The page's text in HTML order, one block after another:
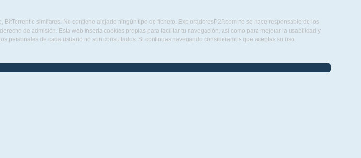
BitTorrent o similares. No contiene alojado ningún tipo de fichero. ExploradoresP2P.com no se hace responsable de los
de admisión. Esta web inserta cookies propias para facilitar tu navegación, así como para mejorar la usabilidad y
personales de cada usuario no son consultados. Si continuas navegando consideramos que aceptas su uso.